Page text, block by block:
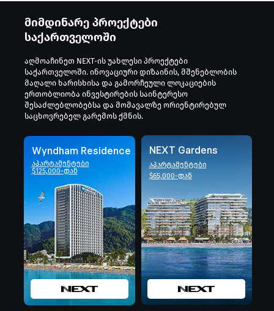
მიმდინარე პროექტები
საქართველოში
აღმოაჩინეთ NEXT-ის უახლესი პროექტები
საქართველოში. ინოვაციური დიზაინის, მშენებლობის
მაღალი ხარისხისა და გამორჩეული ლოკაციების
ერთობლიობა ინვესტირების საინტერესო
შესაძლებლობებსა და მომავალზე ორიენტირებულ
საცხოვრებელ გარემოს ქმნის.
NEXT Gardens
აპარტამენტები
$65,000-დან
Wyndham Residence
აპარტამენტები
$125,000-დან